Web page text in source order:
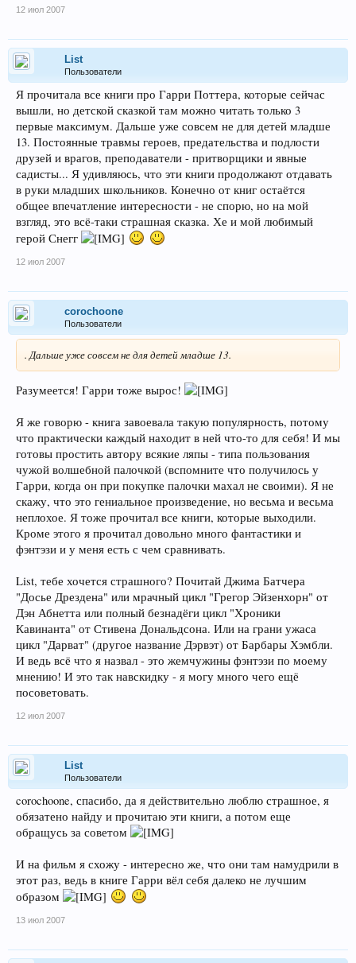
12 июл 2007
List
Пользователи
Я прочитала все книги про Гарри Поттера, которые сейчас
вышли, но детской сказкой там можно читать только 3
первые максимум. Дальше уже совсем не для детей младше
13. Постоянные травмы героев, предательства и подлости
друзей и врагов, преподаватели - притворщики и явные
садисты... Я удивляюсь, что эти книги продолжают отдавать
в руки младших школьников. Конечно от книг остаётся
общее впечатление интересности - не спорю, но на мой
взгляд, это всё-таки страшная сказка. Хе и мой любимый
герой Снегг
12 июл 2007
corochoone
Пользователи
. Дальше уже совсем не для детей младше 13.
Разумеется! Гарри тоже вырос!
Я же говорю - книга завоевала такую популярность, потому
что практически каждый находит в ней что-то для себя! И мы
готовы простить автору всякие ляпы - типа пользования
чужой волшебной палочкой (вспомните что получилось у
Гарри, когда он при покупке палочки махал не своими). Я не
скажу, что это гениальное произведение, но весьма и весьма
неплохое. Я тоже прочитал все книги, которые выходили.
Кроме этого я прочитал довольно много фантастики и
фэнтэзи и у меня есть с чем сравнивать.
List, тебе хочется страшного? Почитай Джима Батчера
"Досье Дрездена" или мрачный цикл "Грегор Эйзенхорн" от
Дэн Абнетта или полный безнадёги цикл "Хроники
Кавинанта" от Стивена Дональдсона. Или на грани ужаса
цикл "Дарват" (другое название Дэрвэт) от Барбары Хэмбли.
И ведь всё что я назвал - это жемчужины фэнтэзи по моему
мнению! И это так навскидку - я могу много чего ещё
посоветовать.
12 июл 2007
List
Пользователи
corochoone, спасибо, да я действительно люблю страшное, я
обязатено найду и прочитаю эти книги, а потом еще
обращусь за советом
И на фильм я схожу - интересно же, что они там намудрили в
этот раз, ведь в книге Гарри вёл себя далеко не лучшим
образом
13 июл 2007